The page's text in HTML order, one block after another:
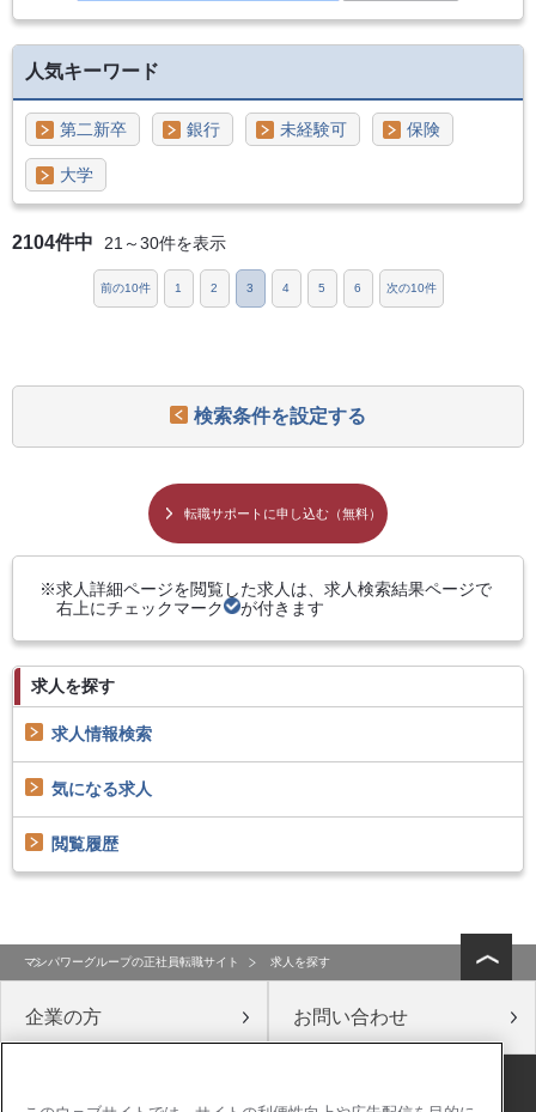
人気キーワード
第二新卒 銀行 未経験可 保険
大学
2104件中 21～30件を表示
前の10件 1 2 3 4 5 6 次の10件
検索条件を設定する
転職サポートに申し込む（無料）
求人詳細ページを閲覧した求人は、求人検索結果ページで
右上にチェックマーク
が付きます
求人を探す
求人情報検索
気になる求人
閲覧履歴
マンパワーグループの正社員転職サイト 求人を探す
企業の方 お問い合わせ
公式ソーシャルメディア